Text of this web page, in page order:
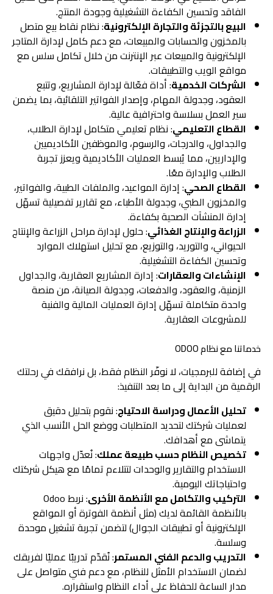
الفاقد وتحسين الكفاءة التشغيلية وجودة المنتج.
البيع بالتجزئة والتجارة الإلكترونية: نظام نقاط بيع متصل
بالمخزون والحسابات والمبيعات، مع دعم كامل لإدارة المتاجر
الإلكترونية والمبيعات عبر الإنترنت من خلال تكامل سلس مع
مواقع الويب والتطبيقات.
الشركات الخدمية: أداة فعّالة لإدارة المشاريع، وتتبع
العقود، وجدولة المهام، وإصدار الفواتير التلقائية، بما يضمن
سير العمل بسلاسة واحترافية عالية.
القطاع التعليمي: نظام تعليمي متكامل لإدارة الطلاب،
والجداول، والدرجات، والرسوم، والموظفين الأكاديميين
والإداريين، مما يُبسط العمليات الأكاديمية ويعزز تجربة
الطلاب والإدارة معًا.
القطاع الصحي: إدارة المواعيد، والملفات الطبية، والفواتير،
والمخزون الطبي، وجدولة الأطباء، مع تقارير تفصيلية تسهّل
إدارة المنشآت الصحية بكفاءة.
الزراعة والإنتاج الغذائي: حلول لإدارة مراحل الزراعة والإنتاج
الحيواني، والتوريد، والتوزيع، مع تحليل استهلاك الموارد
وتحسين الكفاءة التشغيلية.
الإنشاءات والعقارات: إدارة المشاريع العقارية، والجداول
الزمنية، والعقود، والدفعات، وجدولة الصيانة، من منصة
واحدة متكاملة تسهّل إدارة العمليات المالية والفنية
للمشروعات العقارية.
خدماتنا مع نظام ODOO
في إضافة للبرمجيات، لا نوفّر النظام فقط، بل نرافقك في رحلتك
الرقمية من البداية إلى ما بعد التنفيذ:
تحليل الأعمال ودراسة الاحتياج: نقوم بتحليل دقيق
لعمليات شركتك لتحديد المتطلبات ووضع الحل الأنسب الذي
يتماشى مع أهدافك.
تخصيص النظام حسب طبيعة عملك: نُعدّل واجهات
الاستخدام والتقارير والوحدات لتتلاءم تمامًا مع هيكل شركتك
واحتياجاتك اليومية.
التركيب والتكامل مع الأنظمة الأخرى
: نربط Odoo
بالأنظمة القائمة لديك (مثل أنظمة الفوترة أو المواقع
الإلكترونية أو تطبيقات الجوال) لتضمن تجربة تشغيل موحدة
وسلسة.
التدريب والدعم الفني المستمر: نُقدّم تدريبًا عمليًا لفريقك
لضمان الاستخدام الأمثل للنظام، مع دعم فني متواصل على
مدار الساعة للحفاظ على أداء النظام واستقراره.